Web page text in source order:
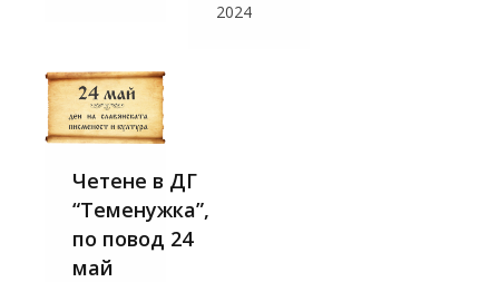
2024
Четене в ДГ
“Теменужка”,
по повод 24
май